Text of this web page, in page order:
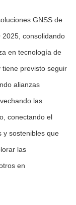
GNSS de
2025, consolidando
en tecnología de
tiene previsto seguir
alianzas
las
conectando el
y sostenibles que
las
en